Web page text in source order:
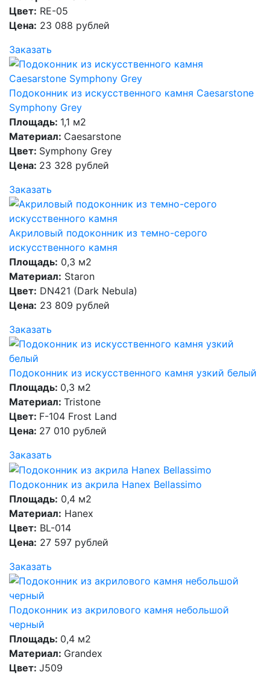
Цвет: RE-05
Цена: 23 088 рублей
Заказать
Подоконник из искусственного камня Caesarstone
Symphony Grey
Площадь: 1,1 м2
Материал: Caesarstone
Цвет: Symphony Grey
Цена: 23 328 рублей
Заказать
Акриловый подоконник из темно-серого
искусственного камня
Площадь: 0,3 м2
Материал: Staron
Цвет: DN421 (Dark Nebula)
Цена: 23 809 рублей
Заказать
Подоконник из искусственного камня узкий белый
Площадь: 0,3 м2
Материал: Tristone
Цвет: F-104 Frost Land
Цена: 27 010 рублей
Заказать
Подоконник из акрила Hanex Bellassimo
Площадь: 0,4 м2
Материал: Hanex
Цвет: BL-014
Цена: 27 597 рублей
Заказать
Подоконник из акрилового камня небольшой
черный
Площадь: 0,4 м2
Материал: Grandex
Цвет: J509